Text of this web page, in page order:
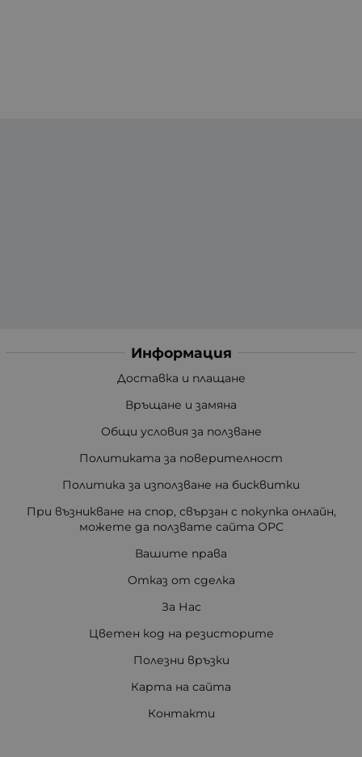
Информация
Доставка и плащане
Връщане и замяна
Общи условия за ползване
Политиката за поверителност
Политика за използване на бисквитки
При възникване на спор, свързан с покупка онлайн,
можете да ползвате сайта ОРС
Вашите права
Отказ от сделка
За Нас
Цветен код на резисторите
Полезни връзки
Карта на сайта
Контакти